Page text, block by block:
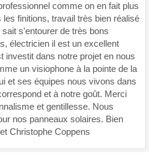
comme on en fait plus
finitions, travail très bien réalisé
s'entourer de très bons
électricien il est un excellent
dans notre projet en nous
un visiophone à la pointe de la
et ses équipes nous vivons dans
et à notre goût. Merci
et gentillesse. Nous
nos panneaux solaires. Bien
Christophe Coppens